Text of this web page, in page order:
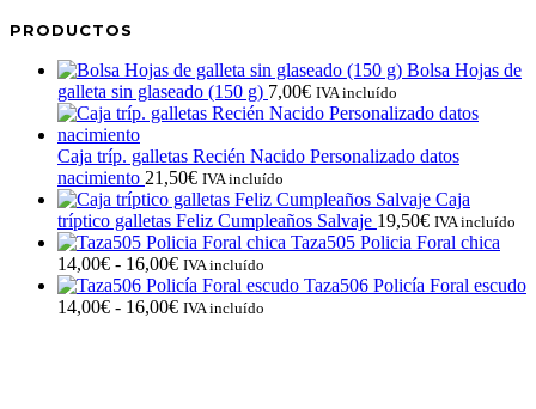
PRODUCTOS
Bolsa Hojas de
galleta sin glaseado (150 g) 7,00€ IVA incluído
Caja tríp. galletas Recién Nacido Personalizado datos
nacimiento 21,50€ IVA incluído
Caja
tríptico galletas Feliz Cumpleaños Salvaje 19,50€ IVA incluído
Taza505 Policia Foral chica
14,00€ - 16,00€Rango
de
precios:
IVA incluído
Taza506 Policía Foral escudo
14,00€ - 16,00€Rango
IVA incluído